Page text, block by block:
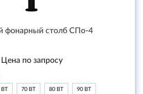
фонарный столб СПо-4
Цена по запросу
ВТ 70 ВТ 80 ВТ 90 ВТ